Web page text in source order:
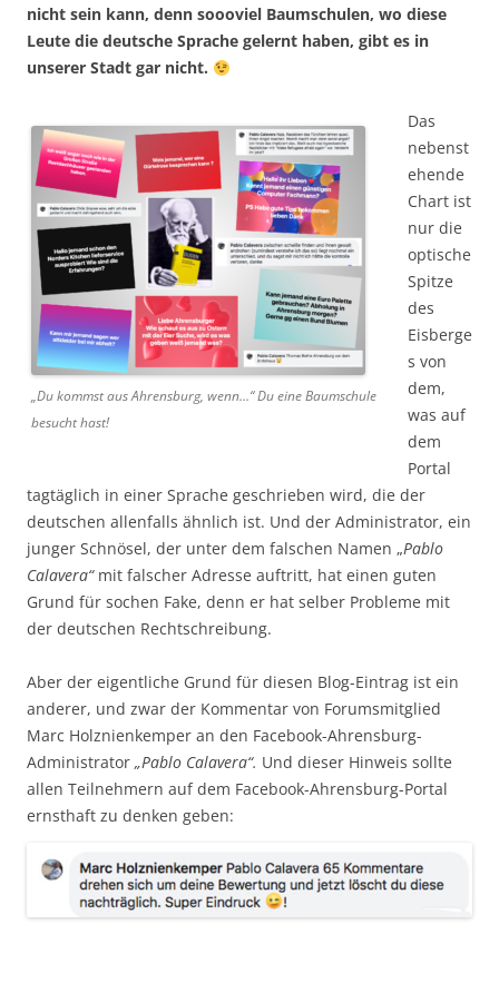
nicht sein kann, denn soooviel Baumschulen, wo diese
Leute die deutsche Sprache gelernt haben, gibt es in
unserer Stadt gar nicht.
„Du kommst aus Ahrensburg, wenn…“ Du eine Baumschule
besucht hast!
Das
nebenst
ehende
Chart ist
nur die
optische
Spitze
des
Eisberge
s von
dem,
was auf
dem
Portal
tagtäglich in einer Sprache geschrieben wird, die der
deutschen allenfalls ähnlich ist. Und der Administrator, ein
junger Schnösel, der unter dem falschen Namen „Pablo
Calavera“mit falscher Adresse auftritt, hat einen guten
Grund für sochen Fake, denn er hat selber Probleme mit
der deutschen Rechtschreibung.
Aber der eigentliche Grund für diesen Blog-Eintrag ist ein
anderer, und zwar der Kommentar von Forumsmitglied
Marc Holznienkemper an den Facebook-Ahrensburg-
Administrator „Pablo Calavera“. Und dieser Hinweis sollte
allen Teilnehmern auf dem Facebook-Ahrensburg-Portal
ernsthaft zu denken geben: